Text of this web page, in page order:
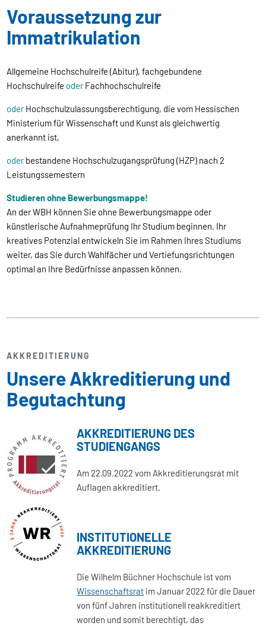
Voraussetzung zur
Immatrikulation
Allgemeine Hochschulreife (Abitur), fachgebundene
Hochschulreife oderFachhochschulreife
oderHochschulzulassungsberechtigung, die vom Hessischen
Ministerium für Wissenschaft und Kunst als gleichwertig
anerkannt ist,
oderbestandene Hochschulzugangsprüfung (HZP) nach 2
Leistungssemestern
Studieren ohne Bewerbungsmappe!
An der WBH können Sie ohne Bewerbungsmappe oder
künstlerische Aufnahmeprüfung Ihr Studium beginnen. Ihr
kreatives Potenzial entwickeln Sie im Rahmen Ihres Studiums
weiter, das Sie durch Wahlfächer und Vertiefungsrichtungen
optimal an Ihre Bedürfnisse anpassen können.
AKKREDITIERUNG
Unsere Akkreditierung und
Begutachtung
AKKREDITIERUNG DES
STUDIENGANGS
Am 22.09.2022 vom Akkreditierungsrat mit
Auflagen akkreditiert.
INSTITUTIONELLE
AKKREDITIERUNG
Die Wilhelm Büchner Hochschule ist vom
Wissenschaftsrat im Januar 2022 für die Dauer
von fünf Jahren institutionell reakkreditiert
worden und somit berechtigt, das